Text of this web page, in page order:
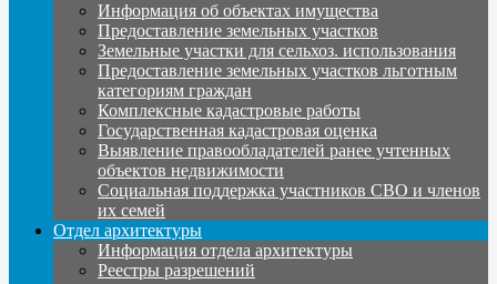
Информация об объектах имущества
Предоставление земельных участков
Земельные участки для сельхоз. использования
Предоставление земельных участков льготным
категориям граждан
Комплексные кадастровые работы
Государственная кадастровая оценка
Выявление правообладателей ранее учтенных
объектов недвижимости
Социальная поддержка участников СВО и членов
их семей
Отдел архитектуры
Информация отдела архитектуры
Реестры разрешений